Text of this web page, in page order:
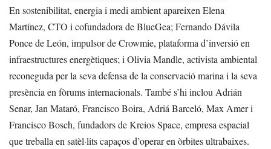
En sostenibilitat, energia i medi ambient apareixen Elena
Martínez, CTO i cofundadora de BlueGea; Fernando Dávila
Ponce de León, impulsor de Crowmie, plataforma d’inversió en
infraestructures energètiques; i Olivia Mandle, activista ambiental
reconeguda per la seva defensa de la conservació marina i la seva
presència en fòrums internacionals. També s’hi inclou Adrián
Senar, Jan Mataró, Francisco Boira, Adriá Barceló, Max Amer i
Francisco Bosch, fundadors de Kreios Space, empresa espacial
que treballa en satèl·lits capaços d’operar en òrbites ultrabaixes.